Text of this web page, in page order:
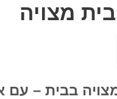
מצויה
בבית – עם